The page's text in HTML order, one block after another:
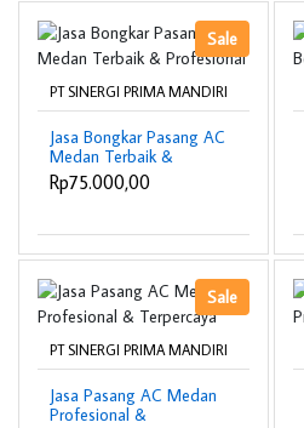
Sale
PT SINERGI PRIMA MANDIRI
Jasa Bongkar Pasang AC
Medan Terbaik &
Profesional
Rp75.000,00
Sale
PT SINERGI PRIMA MANDIRI
Jasa Pasang AC Medan
Profesional &